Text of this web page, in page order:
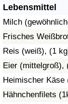
Lebensmittel
Milch
Frisches
Reis (weiß), (1
Eier (mittelgroß),
Heimischer Käse
Hähnchenfilets